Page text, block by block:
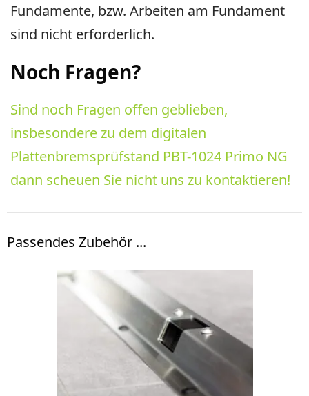
Fundamente, bzw. Arbeiten am Fundament
sind nicht erforderlich.
Noch Fragen?
Sind noch Fragen offen geblieben,
insbesondere zu dem digitalen
Plattenbremsprüfstand PBT-1024 Primo NG
dann scheuen Sie nicht uns zu kontaktieren!
Passendes Zubehör ...